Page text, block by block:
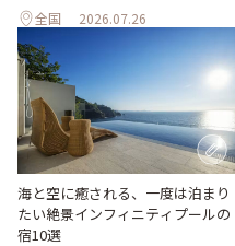
全国 2026.07.26
海と空に癒される、一度は泊まり
たい絶景インフィニティプールの
宿10選